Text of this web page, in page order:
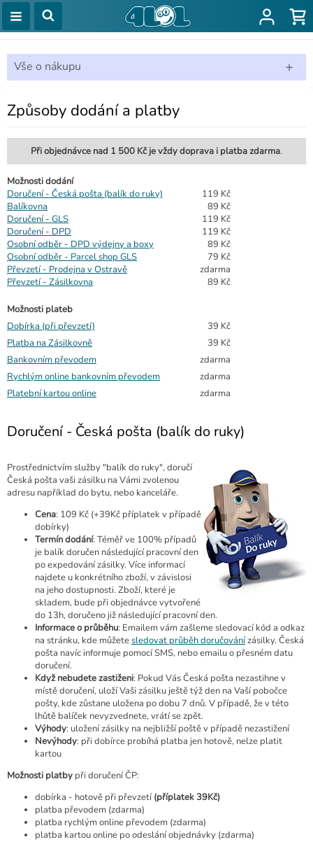
+
Vše o nákupu
Způsoby dodání a platby
Při objednávce nad 1 500 Kč je vždy doprava i platba zdarma.
Možnosti dodání
Doručení - Česká pošta (balík do ruky)
119 Kč
Balíkovna
89 Kč
Doručení - GLS
119 Kč
Doručení - DPD
119 Kč
Osobní odběr - DPD výdejny a boxy
89 Kč
Osobní odběr - Parcel shop GLS
79 Kč
Převzetí - Prodejna v Ostravě
zdarma
Převzetí - Zásilkovna
89 Kč
Možnosti plateb
Dobírka (při převzetí)
39 Kč
Platba na Zásilkovně
39 Kč
Bankovním převodem
zdarma
Rychlým online bankovním převodem
zdarma
Platební kartou online
zdarma
Doručení - Česká pošta (balík do ruky)
Prostřednictvím služby "balík do ruky", doručí
Česká pošta vaši zásilku na Vámi zvolenou
adresu například do bytu, nebo kanceláře.
Cena: 109 Kč (+39Kč příplatek v případě
dobírky)
Termín dodání: Téměř ve 100% případů
je balík doručen následující pracovní den
po expedování zásilky. Více informací
najdete u konkrétního zboží, v závislosi
na jeho dostupnosti. Zboží, které je
skladem, bude při objednávce vytvořené
do 13h, doručeno již následující pracovní den.
Informace o průběhu: Emailem vám zašleme sledovací kód a odkaz
na stránku, kde můžetesledovat průběh doručovánízásilky. Česká
pošta navíc informuje pomocí SMS, nebo emailu o přesném datu
doručení.
Když nebudete zastiženi: Pokud Vás Česká pošta nezastihne v
místě doručení, uloží Vaši zásilku ještě týž den na Vaší pobočce
pošty, kde zůstane uložena po dobu 7 dnů. V případě, že v této
lhůtě balíček nevyzvednete, vrátí se zpět.
Výhody: uložení zásilky na nejbližší poště v případě nezastižení
Nevýhody: při dobírce probíhá platba jen hotově, nelze platit
kartou
Možnosti platby při doručení ČP:
dobírka - hotově při převzetí(příplatek 39Kč)
platba převodem (zdarma)
platba rychlým online převodem (zdarma)
platba kartou online po odeslání objednávky (zdarma)